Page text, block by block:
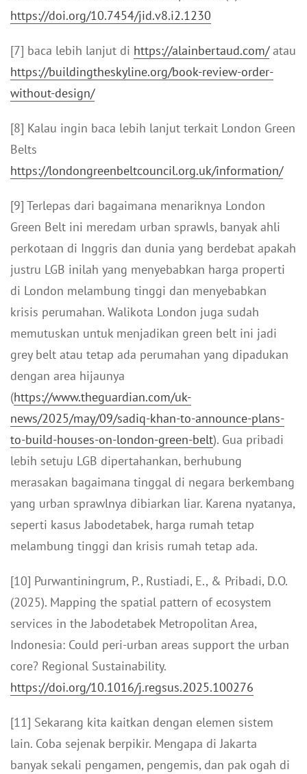
https://doi.org/10.7454/jid.v8.i2.1230
[7] baca lebih lanjut di https://alainbertaud.com/atau
https://buildingtheskyline.org/book-review-order-
without-design/
[8] Kalau ingin baca lebih lanjut terkait London Green
Belts
https://londongreenbeltcouncil.org.uk/information/
[9] Terlepas dari bagaimana menariknya London
Green Belt ini meredam urban sprawls, banyak ahli
perkotaan di Inggris dan dunia yang berdebat apakah
justru LGB inilah yang menyebabkan harga properti
di London melambung tinggi dan menyebabkan
krisis perumahan. Walikota London juga sudah
memutuskan untuk menjadikan green belt ini jadi
grey belt atau tetap ada perumahan yang dipadukan
dengan area hijaunya
(https://www.theguardian.com/uk-
news/2025/may/09/sadiq-khan-to-announce-plans-
to-build-houses-on-london-green-belt). Gua pribadi
lebih setuju LGB dipertahankan, berhubung
merasakan bagaimana tinggal di negara berkembang
yang urban sprawlnya dibiarkan liar. Karena nyatanya,
seperti kasus Jabodetabek, harga rumah tetap
melambung tinggi dan krisis rumah tetap ada.
[10] Purwantiningrum, P., Rustiadi, E., & Pribadi, D.O.
(2025). Mapping the spatial pattern of ecosystem
services in the Jabodetabek Metropolitan Area,
Indonesia: Could peri-urban areas support the urban
core? Regional Sustainability.
https://doi.org/10.1016/j.regsus.2025.100276
[11] Sekarang kita kaitkan dengan elemen sistem
lain. Coba sejenak berpikir. Mengapa di Jakarta
banyak sekali pengamen, pengemis, dan pak ogah di